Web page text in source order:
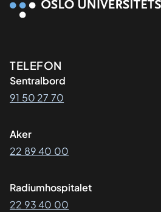
Kontaktinformasjon
TELEFON
Sentralbord
91 50 27 70
Aker
22 89 40 00
Radiumhospitalet
22 93 40 00